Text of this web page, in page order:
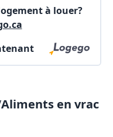
à louer?
Aliments en vrac